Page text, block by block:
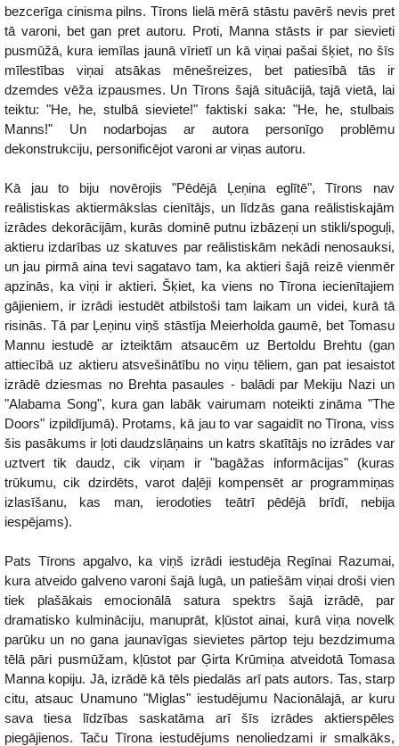
bezcerīga cinisma pilns. Tīrons lielā mērā stāstu pavērš nevis pret
tā varoni, bet gan pret autoru. Proti, Manna stāsts ir par sievieti
pusmūžā, kura iemīlas jaunā vīrietī un kā viņai pašai šķiet, no šīs
mīlestības viņai atsākas mēnešreizes, bet patiesībā tās ir
dzemdes vēža izpausmes. Un Tīrons šajā situācijā, tajā vietā, lai
teiktu: "He, he, stulbā sieviete!" faktiski saka: "He, he, stulbais
Manns!" Un nodarbojas ar autora personīgo problēmu
dekonstrukciju, personificējot varoni ar viņas autoru.
Kā jau to biju novērojis "Pēdējā Ļeņina eglītē", Tīrons nav
reālistiskas aktiermākslas cienītājs, un līdzās gana reālistiskajām
izrādes dekorācijām, kurās dominē putnu izbāzeņi un stikli/spoguļi,
aktieru izdarības uz skatuves par reālistiskām nekādi nenosauksi,
un jau pirmā aina tevi sagatavo tam, ka aktieri šajā reizē vienmēr
apzinās, ka viņi ir aktieri. Šķiet, ka viens no Tīrona iecienītajiem
gājieniem, ir izrādi iestudēt atbilstoši tam laikam un videi, kurā tā
risinās. Tā par Ļeņinu viņš stāstīja Meierholda gaumē, bet Tomasu
Mannu iestudē ar izteiktām atsaucēm uz Bertoldu Brehtu (gan
attiecībā uz aktieru atsvešinātību no viņu tēliem, gan pat iesaistot
izrādē dziesmas no Brehta pasaules - balādi par Mekiju Nazi un
"Alabama Song", kura gan labāk vairumam noteikti zināma "The
Doors" izpildījumā). Protams, kā jau to var sagaidīt no Tīrona, viss
šis pasākums ir ļoti daudzslāņains un katrs skatītājs no izrādes var
uztvert tik daudz, cik viņam ir "bagāžas informācijas" (kuras
trūkumu, cik dzirdēts, varot daļēji kompensēt ar programmiņas
izlasīšanu, kas man, ierodoties teātrī pēdējā brīdī, nebija
iespējams).
Pats Tīrons apgalvo, ka viņš izrādi iestudēja Regīnai Razumai,
kura atveido galveno varoni šajā lugā, un patiešām viņai droši vien
tiek plašākais emocionālā satura spektrs šajā izrādē, par
dramatisko kulmināciju, manuprāt, kļūstot ainai, kurā viņa novelk
parūku un no gana jaunavīgas sievietes pārtop teju bezdzimuma
tēlā pāri pusmūžam, kļūstot par Ģirta Krūmiņa atveidotā Tomasa
Manna kopiju. Jā, izrādē kā tēls piedalās arī pats autors. Tas, starp
citu, atsauc Unamuno "Miglas" iestudējumu Nacionālajā, ar kuru
sava tiesa līdzības saskatāma arī šīs izrādes aktierspēles
piegājienos. Taču Tīrona iestudējums nenoliedzami ir smalkāks,